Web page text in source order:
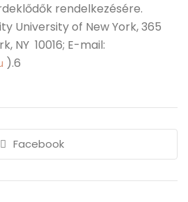
rendelkezésére.
University of New York, 365
NY 10016; E-mail:
).6
Facebook